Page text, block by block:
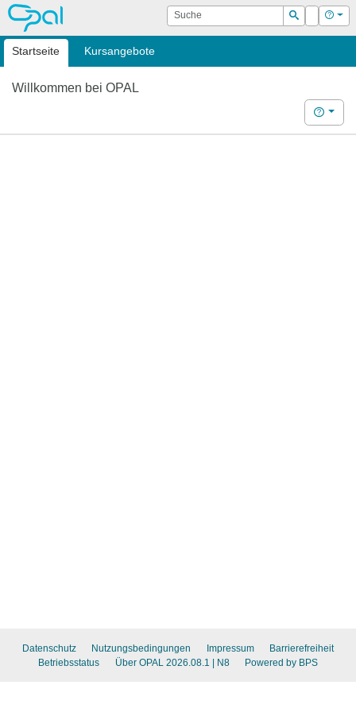
OPAL Suche
Suchen
Login Hilfe
Startseite Kursangebote
Willkommen bei OPAL
Hilfe
Datenschutz Nutzungsbedingungen Impressum
Barrierefreiheit
Betriebsstatus
Über OPAL 2026.08.1 | N8 Powered by BPS